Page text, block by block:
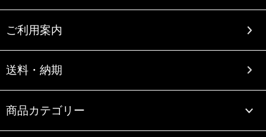
ご利用案内
送料・納期
商品カテゴリー